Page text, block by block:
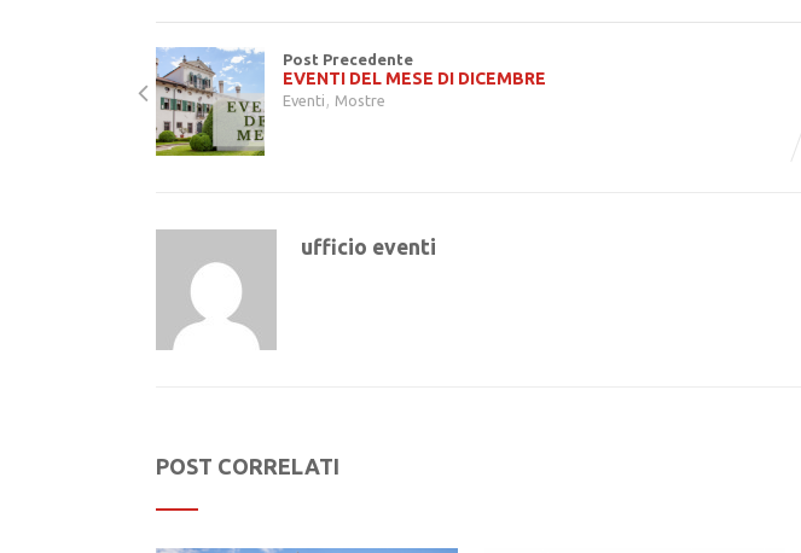
Post Precedente
EVENTI DEL MESE DI DICEMBRE
Eventi , Mostre
ufficio eventi
POST CORRELATI